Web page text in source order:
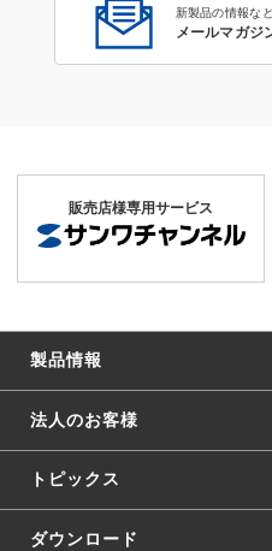
新製品の情報な
メールマガジ
販売店様専用サービス
製品情報
法人のお客様
トピックス
ダウンロード